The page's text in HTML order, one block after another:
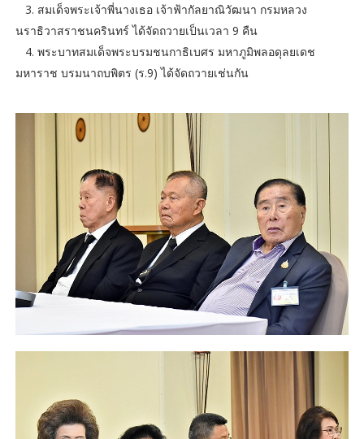
3. สมเด็จพระเจ้าพี่นางเธอ เจ้าฟ้ากัลยาณิวัฒนา กรมหลวง
นราธิวาสราชนครินทร์ ได้จัดถวายเป็นเวลา 9 คืน
4. พระบาทสมเด็จพระบรมชนกาธิเบศร มหาภูมิพลอดุลยเดช
มหาราช บรมนาถบพิตร (ร.9) ได้จัดถวายเช่นกัน